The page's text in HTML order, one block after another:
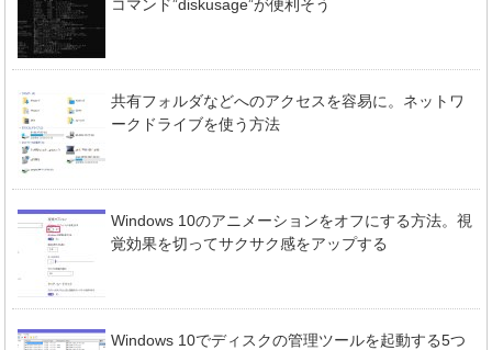
コマンド”diskusage”が便利そう
共有フォルダなどへのアクセスを容易に。ネットワ
ークドライブを使う方法
Windows 10のアニメーションをオフにする方法。視
覚効果を切ってサクサク感をアップする
Windows 10でディスクの管理ツールを起動する5つ